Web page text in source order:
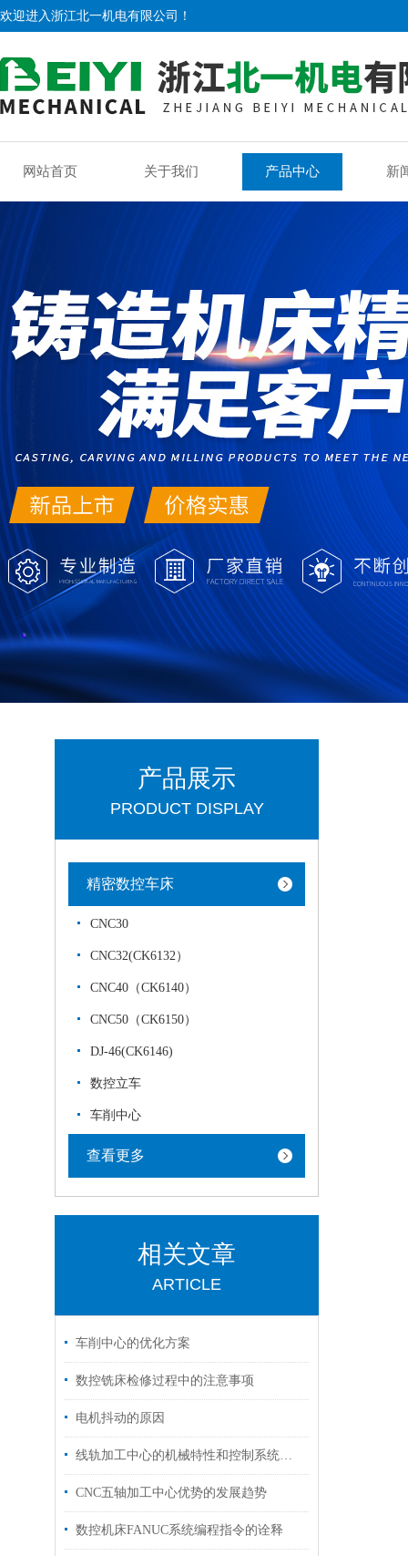
欢迎进入浙江北一机电有限公司！
网站首页 关于我们 产品中心 新
产品展示
PRODUCT DISPLAY
精密数控车床
CNC30
CNC32(CK6132）
CNC40（CK6140）
CNC50（CK6150）
DJ-46(CK6146)
数控立车
车削中心
查看更多
相关文章
ARTICLE
车削中心的优化方案
数控铣床检修过程中的注意事项
电机抖动的原因
线轨加工中心的机械特性和控制系统特性
CNC五轴加工中心优势的发展趋势
数控机床FANUC系统编程指令的诠释